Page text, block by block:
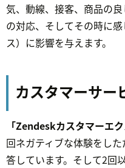
気、動線、接客、商品の
の対応、そしてその時に
ス）に影響を与えます。
カスタマーサー
「Zendeskカスタマーエ
回ネガティブな体験をし
答しています。そして2回